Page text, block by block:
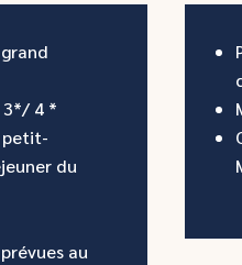
3*/ 4 *
petit-
du
au